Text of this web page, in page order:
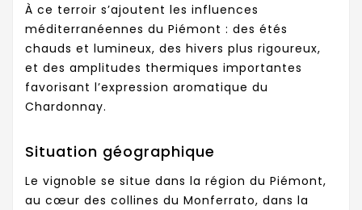
À ce terroir s’ajoutent les influences
méditerranéennes du Piémont : des étés
chauds et lumineux, des hivers plus rigoureux,
et des amplitudes thermiques importantes
favorisant l’expression aromatique du
Chardonnay.
Situation géographique
Le vignoble se situe dans la région du Piémont,
au cœur des collines du Monferrato, dans la